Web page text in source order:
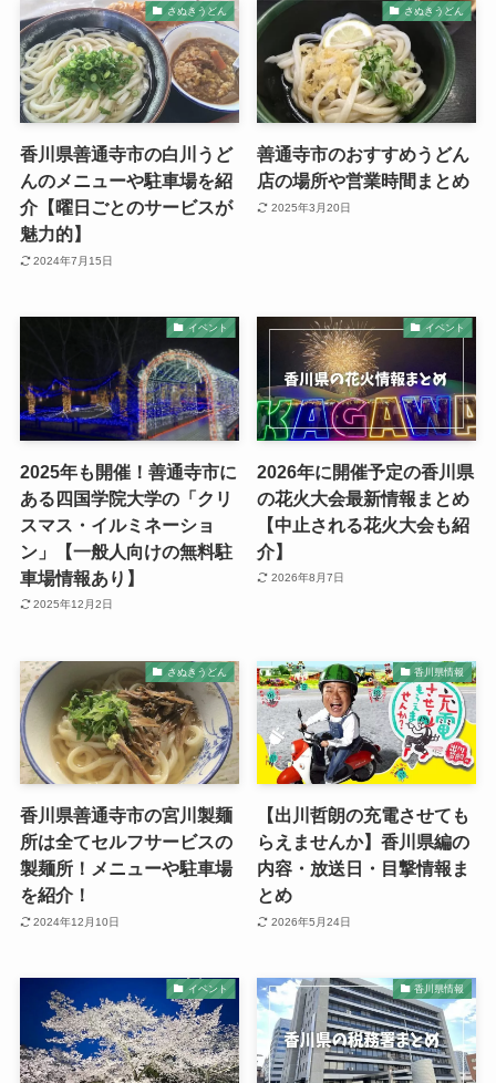
さぬきうどん
香川県善通寺市の白川うど
んのメニューや駐車場を紹
介【曜日ごとのサービスが
魅力的】
2024年7月15日
さぬきうどん
善通寺市のおすすめうどん
店の場所や営業時間まとめ
2025年3月20日
イベント
2025年も開催！善通寺市に
ある四国学院大学の「クリ
スマス・イルミネーショ
ン」【一般人向けの無料駐
車場情報あり】
2025年12月2日
イベント
2026年に開催予定の香川県
の花火大会最新情報まとめ
【中止される花火大会も紹
介】
2026年8月7日
さぬきうどん
香川県善通寺市の宮川製麺
所は全てセルフサービスの
製麺所！メニューや駐車場
を紹介！
2024年12月10日
香川県情報
【出川哲朗の充電させても
らえませんか】香川県編の
内容・放送日・目撃情報ま
とめ
2026年5月24日
イベント 香川県情報